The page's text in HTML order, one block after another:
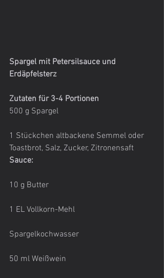
Spargel mit Petersilsauce und
Erdäpfelsterz
Zutaten für 3-4 Portionen
500 g Spargel
1 Stückchen altbackene Semmel oder
Toastbrot, Salz, Zucker, Zitronensaft
Sauce:
10 g Butter
1 EL Vollkorn-Mehl
Spargelkochwasser
50 ml Weißwein